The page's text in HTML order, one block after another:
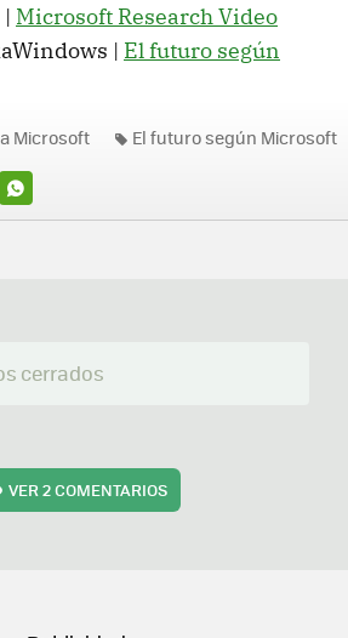
Microsoft Research Video
| El futuro según
WHATSAPP
Microsoft El futuro según Microsoft
cerrados
VER2 COMENTARIOS